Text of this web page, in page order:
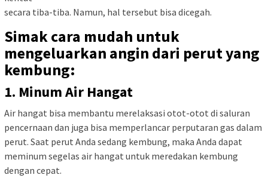
secara tiba-tiba. Namun, hal tersebut bisa dicegah.
Simak cara mudah untuk
mengeluarkan angin dari perut yang
kembung:
1. Minum Air Hangat
Air hangat bisa membantu merelaksasi otot-otot di saluran
pencernaan dan juga bisa memperlancar perputaran gas dalam
perut. Saat perut Anda sedang kembung, maka Anda dapat
meminum segelas air hangat untuk meredakan kembung
dengan cepat.